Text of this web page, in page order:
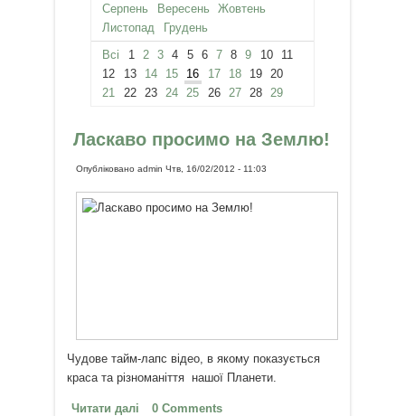
Серпень
Вересень
Жовтень
Листопад
Грудень
Всі
1 2 3 4 5 6 7 8 9 10
11
12
13 14 15 16 17 18 19
20
21
22 23 24 25 26 27 28 29
Ласкаво просимо на Землю!
Опублікованоadmin Чтв, 16/02/2012 - 11:03
Чудове тайм-лапс відео, в якому показується
краса та різноманіття нашої Планети.
Читати далі про Ласкаво просимо на Землю!
0 Comments